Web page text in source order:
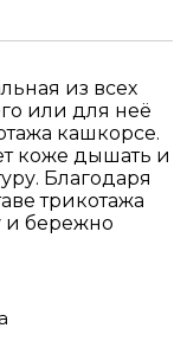
из всех
или для неё
кашкорсе.
коже дышать и
Благодаря
трикотажа
и бережно